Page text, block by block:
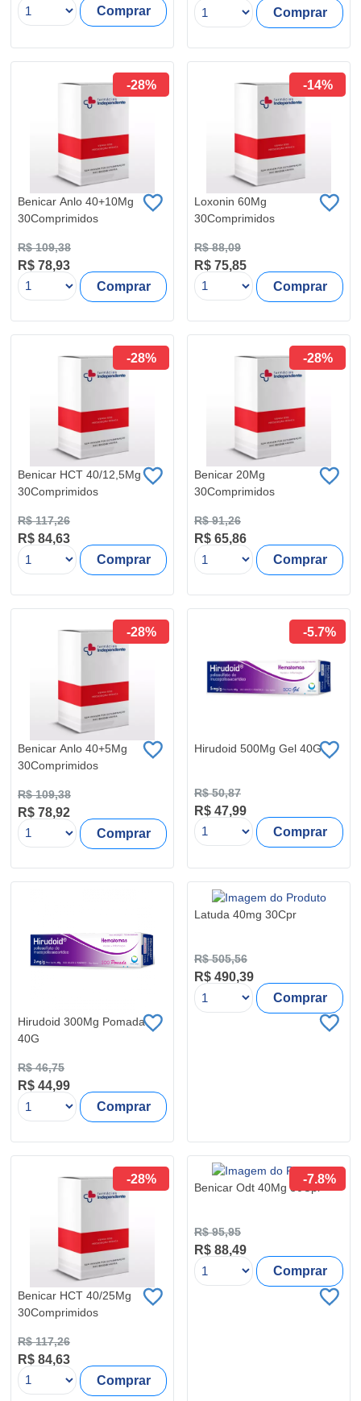
Comprar
Comprar
-28%
Benicar Anlo 40+10Mg
30Comprimidos
R$ 109,38
R$ 78,93
Comprar
-14%
Loxonin 60Mg
30Comprimidos
R$ 88,09
R$ 75,85
Comprar
-28%
Benicar HCT 40/12,5Mg
30Comprimidos
R$ 117,26
R$ 84,63
Comprar
-28%
Benicar 20Mg
30Comprimidos
R$ 91,26
R$ 65,86
Comprar
-28%
Benicar Anlo 40+5Mg
30Comprimidos
R$ 109,38
R$ 78,92
Comprar
-5.7%
Hirudoid 500Mg Gel 40G
R$ 50,87
R$ 47,99
Comprar
Hirudoid 300Mg Pomada
40G
R$ 46,75
R$ 44,99
Comprar
Latuda 40mg 30Cpr
R$ 505,56
R$ 490,39
Comprar
-28%
Benicar HCT 40/25Mg
30Comprimidos
R$ 117,26
R$ 84,63
Comprar
-7.8%
Benicar Odt 40Mg 30Cpr
R$ 95,95
R$ 88,49
Comprar